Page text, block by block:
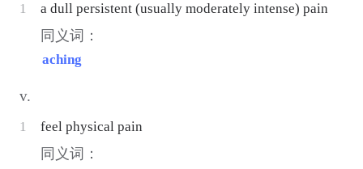
1 a dull persistent (usually moderately intense) pain
同义词：
aching
v.
1 feel physical pain
同义词：